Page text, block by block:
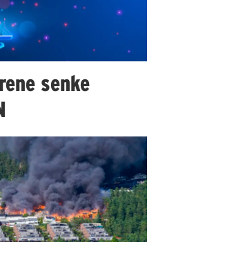
senke